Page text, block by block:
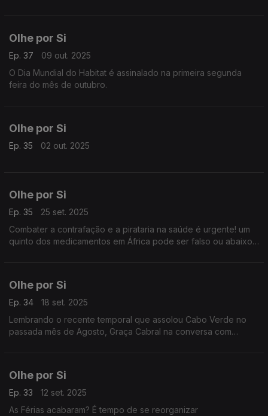
Olhe por Si
Ep. 37
09 out. 2025
O Dia Mundial do Habitat é assinalado na primeira segunda
feira do mês de outubro.
Olhe por Si
Ep. 35 02 out. 2025
Olhe por Si
Ep. 35
25 set. 2025
Combater a contrafação e a pirataria na saúde é urgente! um
quinto dos medicamentos em África pode ser falso ou abaixo
Olhe por Si
Ep. 34
18 set. 2025
Lembrando o recente temporal que assolou Cabo Verde no
passada mês de Agosto, Graça Cabral na conversa com
Olhe por Si
Ep. 33
12 set. 2025
As Férias acabaram? É tempo de se reorganizar